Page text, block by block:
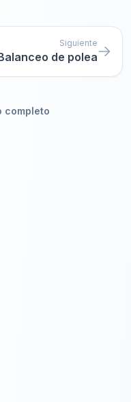
Siguiente
de polea
completo